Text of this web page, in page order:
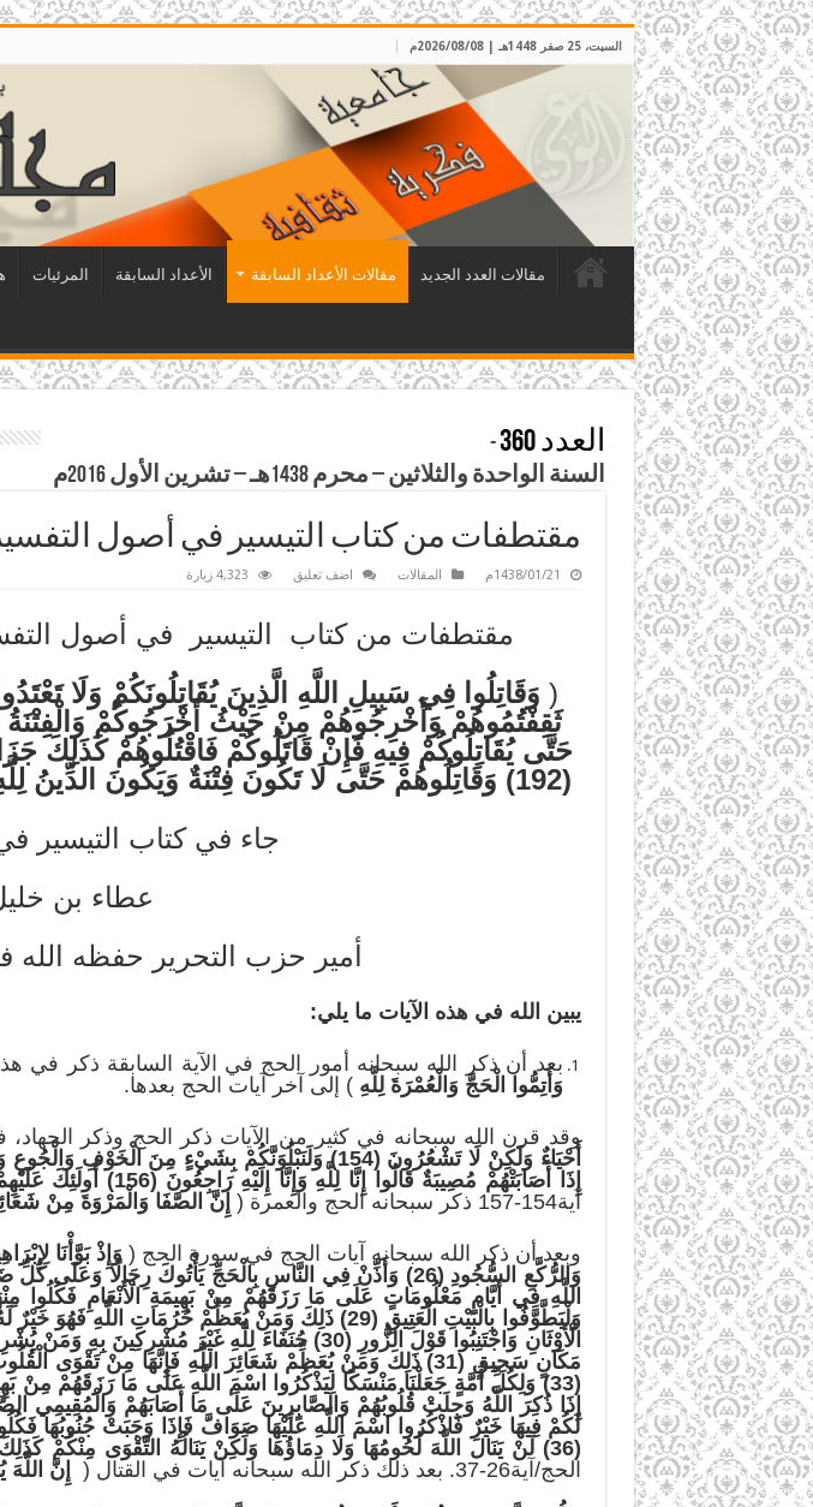
السبت، 25 صفر 1448هـ | 2026/08/08م
مقالات العدد الجديد مقالات الأعداد السابقة الأعداد السابقة المرئيات
العدد 360
-
السنة الواحدة والثلاثين – محرم 1438هـ – تشرين الأول 2016م
مقتطفات من كتاب التيسير في أصول
1438/01/21م المقالات اضف تعليق 4,323 زيارة
مقتطفات من كتاب التيسير في أصول
(
ثَقِفْتُمُوهُمْ وَأَخْرِجُوهُمْ مِنْ حَيْثُ أَخْرَجُوكُمْ وَالْفِتْنَةُ
(192) وَقَاتِلُوهُمْ حَتَّى لَا تَكُونَ فِتْنَةٌ وَيَكُونَ الدِّينُ لِلَّهِ فَإِنِ انْتَهَوْا فَلَا عُدْوَانَ إِلَّا عَلَى الظَّالِمِينَ (193)
جاء في كتاب التيسير
عطاء بن
أمير حزب التحرير حفظه الله
يبين الله في هذه الآيات ما يلي:
بعد أن ذكر الله سبحانه أمور الحج في الآية السابقة ذكر في
وَأَتِمُّوا الْحَجَّ وَالْعُمْرَةَ لِلَّهِ ) إلى آخر آيات الحج بعدها.
وقد قرن الله سبحانه في كثير من الآيات ذكر الحج وذكر الجهاد،
إِذَا أَصَابَتْهُمْ مُصِيبَةٌ قَالُوا إِنَّا لِلَّهِ وَإِنَّا إِلَيْهِ رَاجِعُونَ (156) أُولَئِكَ عَلَيْهِمْ صَلَوَاتٌ مِنْ رَبِّهِمْ وَرَحْمَةٌ وَأُولَئِكَ هُمُ الْمُهْتَدُونَ (157)
آية154-157 ذكر سبحانه الحج والعمرة (
إِنَّ الصَّفَا وَالْمَرْوَة مِنْ
وبعد أن ذكر الله سبحانه آيات الحج في سورة الحج (وَإِذْ بَوَّأْنَا
وَلْيَطَّوَّفُوا بِالْبَيْتِ الْعَتِيقِ (29) ذَلِكَ وَمَنْ يُعَظِّمْ
الْأَوْثَانِ وَاجْتَنِبُوا قَوْلَ الزُّورِ (30) حُنَفَاءَ لِلَّهِ
لَكُمْ فِيهَا خَيْرٌ فَاذْكُرُوا اسْمَ اللَّهِ عَلَيْهَا صَوَافَّ فَإِذَا وَجَبَتْ جُنُوبُهَا
(36) لَنْ يَنَالَ اللَّهَ لُحُومُهَا وَلَا دِمَاؤُهَا وَلَكِنْ يَنَالُهُ التَّقْوَى مِنْكُمْ كَذَلِكَ سَخَّرَهَا لَكُمْ لِتُكَبِّرُوا اللَّهَ عَلَى مَا هَدَاكُمْ وَبَشِّرِ الْمُحْسِنِينَ (37)
الحج/آية26-37. بعد ذلك ذكر الله سبحانه آيات في القتال (
إِنَّ